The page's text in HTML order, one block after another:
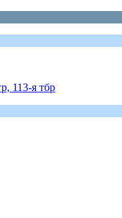
113-я тбр